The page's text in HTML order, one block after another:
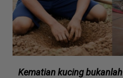
Kematian kucing